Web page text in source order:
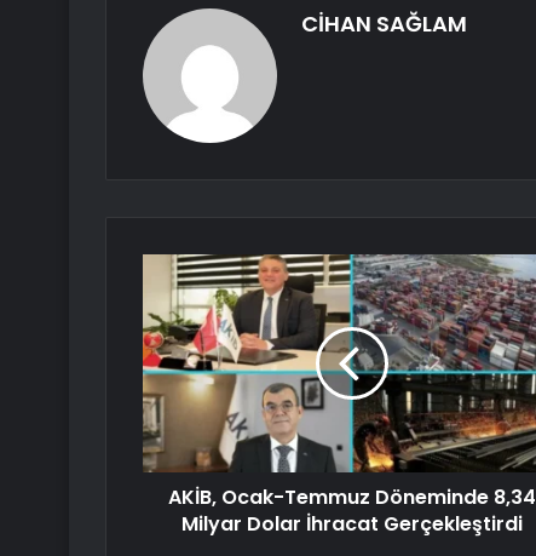
CİHAN SAĞLAM
AKİB, Ocak-Temmuz Döneminde 8,34
Milyar Dolar İhracat Gerçekleştirdi